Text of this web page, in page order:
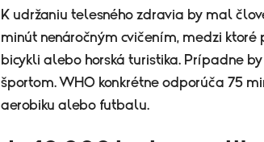
K udržaniu telesného zdravia by mal
minút nenáročným cvičením, medzi
bicykli alebo horská turistika. Prípadne
športom. WHO konkrétne odporúča 75
aerobiku alebo futbalu.